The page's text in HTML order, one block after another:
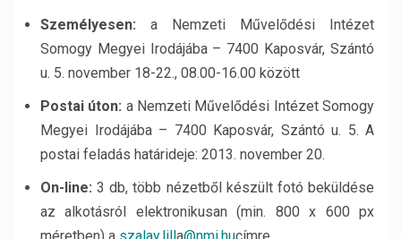
Személyesen: a Nemzeti Művelődési Intézet
Somogy Megyei Irodájába – 7400 Kaposvár, Szántó
u. 5. november 18-22., 08.00-16.00 között
Postai úton: a Nemzeti Művelődési Intézet Somogy
Megyei Irodájába – 7400 Kaposvár, Szántó u. 5. A
postai feladás határideje: 2013. november 20.
On-line: 3 db, több nézetből készült fotó beküldése
az alkotásról elektronikusan (min. 800 x 600 px